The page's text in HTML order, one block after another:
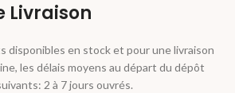
Livraison
disponibles en stock et pour une livraison
les délais moyens au départ du dépôt
2 à 7 jours ouvrés.